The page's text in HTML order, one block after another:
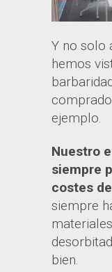
Y no solo
hemos
ejemplo.
Nuestro
siempre
costes
siempre
bien.